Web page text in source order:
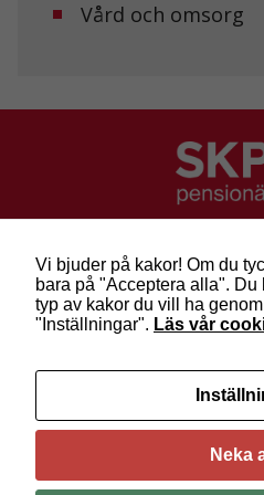
Vård och omsorg
Besök:
Post: Box 3619,
Telefon:
E-post:
SKPF Pensionärerna
pensionärer i alla åldrar.
kräver pensioner som
oss i
Vi bjuder på kakor! Om du
bara på "Acceptera alla".
typ av kakor du vill ha
"Inställningar". Läs vår
Neka